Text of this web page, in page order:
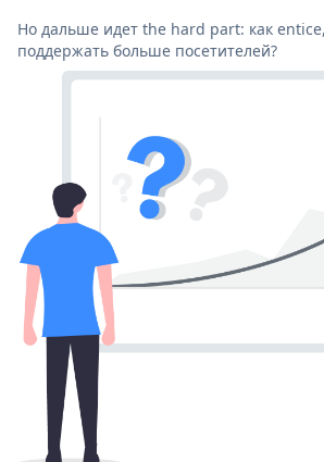
Но дальше идет the hard part: как
поддержать больше посетителей?